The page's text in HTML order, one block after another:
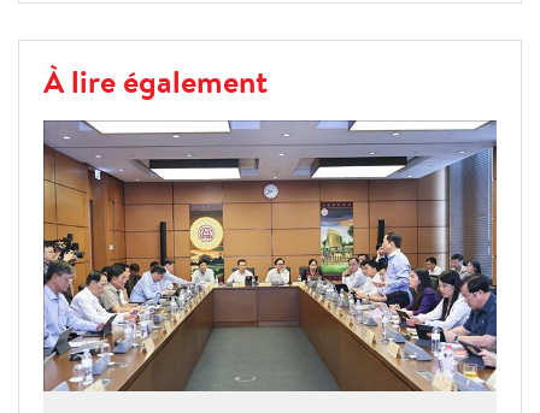
À lire également